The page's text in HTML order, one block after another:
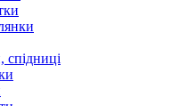
спідниці